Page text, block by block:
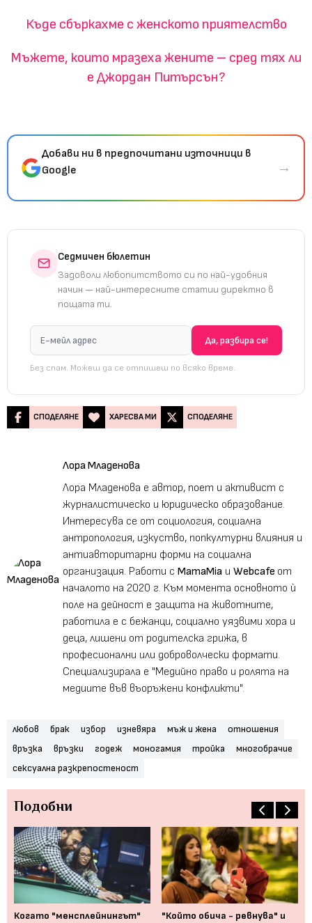
Къде сбъркахме с женското приятелство
Мъжете, които мразеха жените – сред тях ли
е Джордан Питърсън?
Добави ни в предпочитани източници в
Google
→
Седмичен бюлетин
Задоволи любопитството си по най-удобния
начин — най-интересните статии директно в
пощата ти.
Без спам. Можеш да се отпишеш по всяко време.
СПОДЕЛЯНЕ ХАРЕСВА МИ СПОДЕЛЯНЕ
Лора Младенова
Лора Младенова е автор, поет и активист с
журналистическо и юридическо образование.
Интересува се от социология, социална
антропология, изкуство, попкултурни влияния и
антиавторитарни форми на социална
организация. Работи с MamaMia и Webcafe от
началото на 2020 г. Към момента основното ѝ
поле на дейност е защита на животните,
работила е с бежанци, социално уязвими хора и
деца, лишени от родителска грижа, в
професионални или доброволчески формати.
Специализирала е "Медийно право и ролята на
медиите във въоръжени конфликти".
любов брак избор изневяра мъж и жена
отношения
връзка
връзки годеж моногамия тройка
многобрачие
сексуална разкрепостеност
Подобни
Когато "менсплейнингът"
"Който обича - ревнува" и